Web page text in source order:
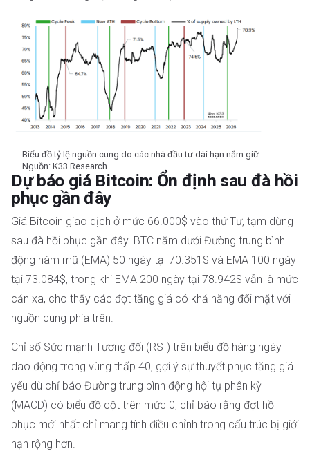
Biểu đồ tỷ lệ nguồn cung do các nhà đầu tư dài hạn nắm giữ.
Nguồn: K33 Research
Dự báo giá Bitcoin: Ổn định sau đà hồi
phục gần đây
Giá Bitcoin giao dịch ở mức 66.000$ vào thứ Tư, tạm dừng
sau đà hồi phục gần đây. BTC nằm dưới Đường trung bình
động hàm mũ (EMA) 50 ngày tại 70.351$ và EMA 100 ngày
tại 73.084$, trong khi EMA 200 ngày tại 78.942$ vẫn là mức
cản xa, cho thấy các đợt tăng giá có khả năng đối mặt với
nguồn cung phía trên.
Chỉ số Sức mạnh Tương đối (RSI) trên biểu đồ hàng ngày
dao động trong vùng thấp 40, gợi ý sự thuyết phục tăng giá
yếu dù chỉ báo Đường trung bình động hội tụ phân kỳ
(MACD) có biểu đồ cột trên mức 0, chỉ báo rằng đợt hồi
phục mới nhất chỉ mang tính điều chỉnh trong cấu trúc bị giới
hạn rộng hơn.